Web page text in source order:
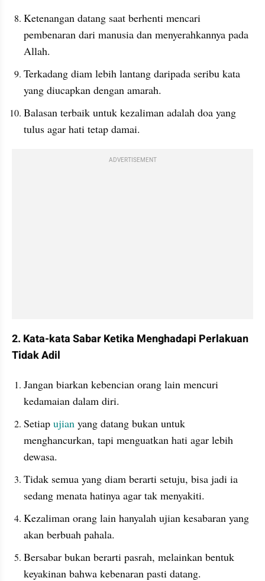
Ketenangan datang saat berhenti mencari
pembenaran dari manusia dan menyerahkannya pada
Allah.
Terkadang diam lebih lantang daripada seribu kata
yang diucapkan dengan amarah.
Balasan terbaik untuk kezaliman adalah doa yang
tulus agar hati tetap damai.
ADVERTISEMENT
2. Kata-kata Sabar Ketika Menghadapi Perlakuan
Tidak Adil
Jangan biarkan kebencian orang lain mencuri
kedamaian dalam diri.
Setiap ujian yang datang bukan untuk
menghancurkan, tapi menguatkan hati agar lebih
dewasa.
Tidak semua yang diam berarti setuju, bisa jadi ia
sedang menata hatinya agar tak menyakiti.
Kezaliman orang lain hanyalah ujian kesabaran yang
akan berbuah pahala.
Bersabar bukan berarti pasrah, melainkan bentuk
keyakinan bahwa kebenaran pasti datang.